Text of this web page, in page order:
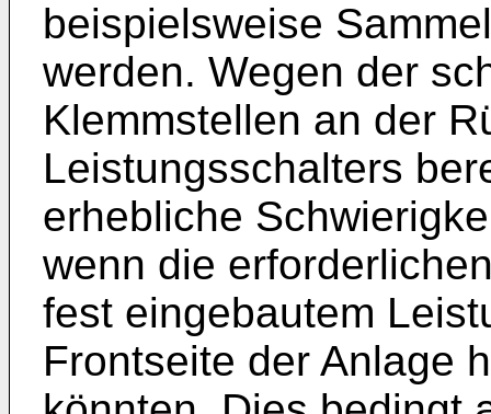
beispielsweise
werden. Wegen der
Klemmstellen an der
Leistungsschalters
erhebliche
wenn die
fest eingebautem
Frontseite der Anlage